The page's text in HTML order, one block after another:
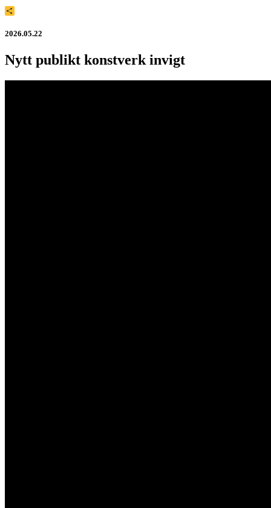
2026.05.22
Nytt publikt konstverk invigt